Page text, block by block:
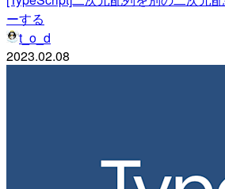
ーする
t_o_d
2023.02.08